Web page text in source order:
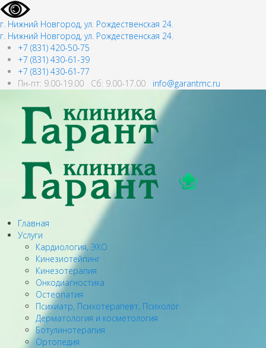
г. Нижний Новгород, ул. Рождественская 24.
г. Нижний Новгород, ул. Рождественская 24.
+7 (831) 420-50-75
+7 (831) 430-61-39
+7 (831) 430-61-77
Пн-пт: 9.00-19.00 Сб: 9.00-17.00 info@garantmc.ru
Главная
Услуги
Кардиология, ЭХО
Кинезиотейпинг
Кинезотерапия
Онкодиагностика
Остеопатия
Психиатр, Психотерапевт, Психолог
Дерматология и косметология
Ботулинотерапия
Ортопедия